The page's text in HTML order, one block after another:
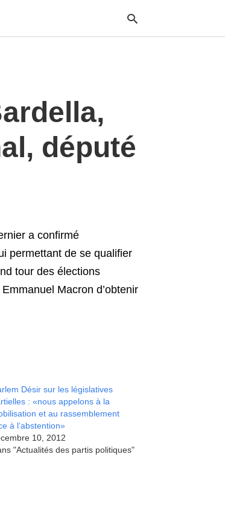
député
a confirmé
permettant de se qualifier
tour des élections
Macron d’obtenir
Désir sur les législatives
: «nous appelons à la
et au rassemblement
à l’abstention»
10, 2012
"Actualités des partis politiques"